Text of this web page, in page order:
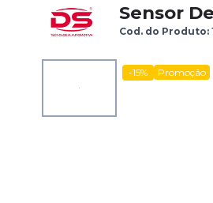
Sensor
Cod. do Produto:
-15% Promoção